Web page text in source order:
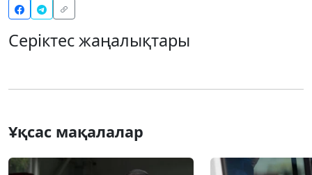
Серіктес жаңалықтары
Ұқсас мақалалар